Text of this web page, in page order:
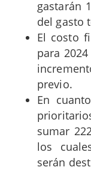
gastarán
del gasto
El costo
para
previo.
En
sumar
los
serán